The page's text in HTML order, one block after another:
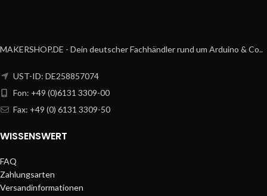
MAKERSHOP.DE - Dein deutscher Fachhändler rund um Arduino & Co..
UST-ID: DE258857074
Fon: +49 (0)6131 3309-00
Fax: +49 (0) 6131 3309-50
WISSENSWERT
FAQ
Zahlungsarten
Versandinformationen